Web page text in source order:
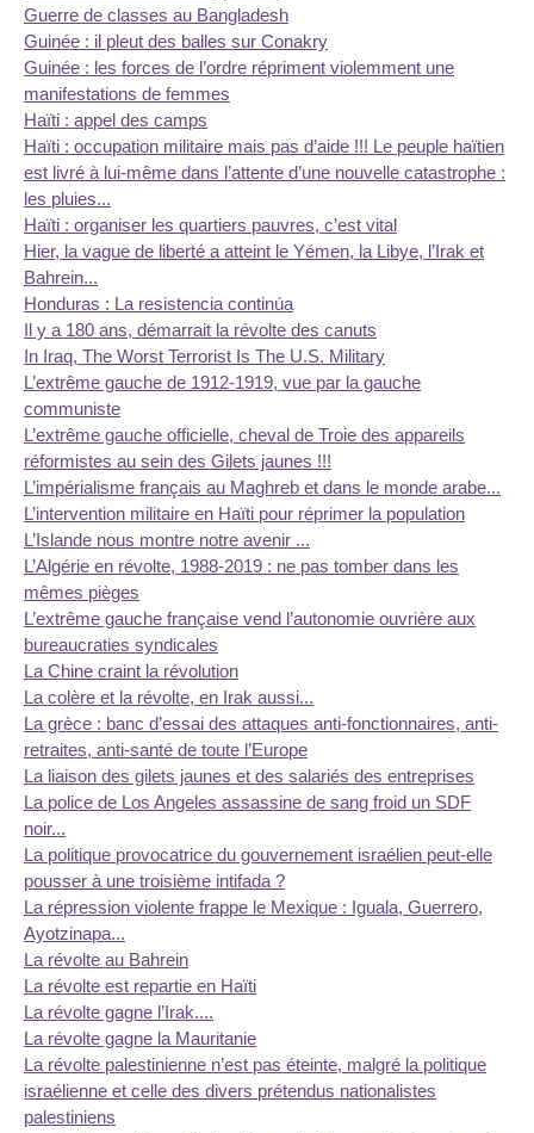
Guerre de classes au Bangladesh
Guinée : il pleut des balles sur Conakry
Guinée : les forces de l’ordre répriment violemment une
manifestations de femmes
Haïti : appel des camps
Haïti : occupation militaire mais pas d’aide !!! Le peuple haïtien
est livré à lui-même dans l’attente d’une nouvelle catastrophe :
les pluies...
Haïti : organiser les quartiers pauvres, c’est vital
Hier, la vague de liberté a atteint le Yémen, la Libye, l’Irak et
Bahrein...
Honduras : La resistencia continúa
Il y a 180 ans, démarrait la révolte des canuts
In Iraq, The Worst Terrorist Is The U.S. Military
L’extrême gauche de 1912-1919, vue par la gauche
communiste
L’extrême gauche officielle, cheval de Troie des appareils
réformistes au sein des Gilets jaunes !!!
L’impérialisme français au Maghreb et dans le monde arabe...
L’intervention militaire en Haïti pour réprimer la population
L’Islande nous montre notre avenir ...
L’Algérie en révolte, 1988-2019 : ne pas tomber dans les
mêmes pièges
L’extrême gauche française vend l’autonomie ouvrière aux
bureaucraties syndicales
La Chine craint la révolution
La colère et la révolte, en Irak aussi...
La grèce : banc d’essai des attaques anti-fonctionnaires, anti-
retraites, anti-santé de toute l’Europe
La liaison des gilets jaunes et des salariés des entreprises
La police de Los Angeles assassine de sang froid un SDF
noir...
La politique provocatrice du gouvernement israélien peut-elle
pousser à une troisième intifada ?
La répression violente frappe le Mexique : Iguala, Guerrero,
Ayotzinapa...
La révolte au Bahrein
La révolte est repartie en Haïti
La révolte gagne l’Irak....
La révolte gagne la Mauritanie
La révolte palestinienne n’est pas éteinte, malgré la politique
israélienne et celle des divers prétendus nationalistes
palestiniens